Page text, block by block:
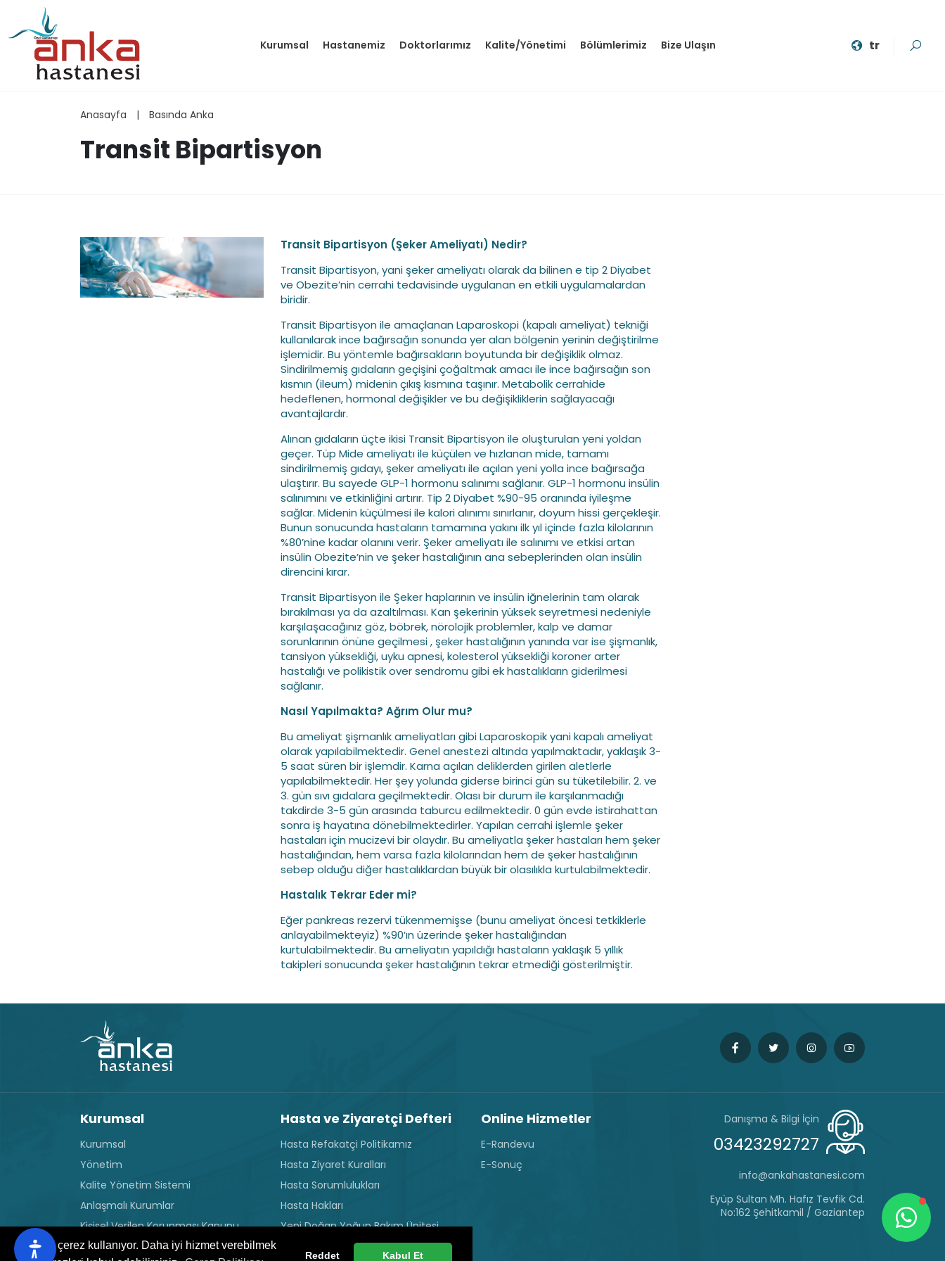
Bu site çerez kullanıyor. Daha iyi hizmet verebilmek
Reddet Kabul Et
Kurumsal Hastanemiz Doktorlarımız Kalite/Yönetimi Bölümlerimiz Bize Ulaşın tr
Anasayfa | Basında Anka
Transit Bipartisyon
Transit Bipartisyon (Şeker Ameliyatı) Nedir?
Transit Bipartisyon, yani şeker ameliyatı olarak da bilinen e tip 2 Diyabet
ve Obezite’nin cerrahi tedavisinde uygulanan en etkili uygulamalardan
biridir.
Transit Bipartisyon ile amaçlanan Laparoskopi (kapalı ameliyat) tekniği
kullanılarak ince bağırsağın sonunda yer alan bölgenin yerinin değiştirilme
işlemidir. Bu yöntemle bağırsakların boyutunda bir değişiklik olmaz.
Sindirilmemiş gıdaların geçişini çoğaltmak amacı ile ince bağırsağın son
kısmın (ileum) midenin çıkış kısmına taşınır. Metabolik cerrahide
hedeflenen, hormonal değişikler ve bu değişikliklerin sağlayacağı
avantajlardır.
Alınan gıdaların üçte ikisi Transit Bipartisyon ile oluşturulan yeni yoldan
geçer. Tüp Mide ameliyatı ile küçülen ve hızlanan mide, tamamı
sindirilmemiş gıdayı, şeker ameliyatı ile açılan yeni yolla ince bağırsağa
ulaştırır. Bu sayede GLP-1 hormonu salınımı sağlanır. GLP-1 hormonu insülin
salınımını ve etkinliğini artırır. Tip 2 Diyabet %90-95 oranında iyileşme
sağlar. Midenin küçülmesi ile kalori alınımı sınırlanır, doyum hissi gerçekleşir.
Bunun sonucunda hastaların tamamına yakını ilk yıl içinde fazla kilolarının
%80’nine kadar olanını verir. Şeker ameliyatı ile salınımı ve etkisi artan
insülin Obezite’nin ve şeker hastalığının ana sebeplerinden olan insülin
direncini kırar.
Transit Bipartisyon ile Şeker haplarının ve insülin iğnelerinin tam olarak
bırakılması ya da azaltılması. Kan şekerinin yüksek seyretmesi nedeniyle
karşılaşacağınız göz, böbrek, nörolojik problemler, kalp ve damar
sorunlarının önüne geçilmesi , şeker hastalığının yanında var ise şişmanlık,
tansiyon yüksekliği, uyku apnesi, kolesterol yüksekliği koroner arter
hastalığı ve polikistik over sendromu gibi ek hastalıkların giderilmesi
sağlanır.
Nasıl Yapılmakta? Ağrım Olur mu?
Bu ameliyat şişmanlık ameliyatları gibi Laparoskopik yani kapalı ameliyat
olarak yapılabilmektedir. Genel anestezi altında yapılmaktadır, yaklaşık 3-
5 saat süren bir işlemdir. Karna açılan deliklerden girilen aletlerle
yapılabilmektedir. Her şey yolunda giderse birinci gün su tüketilebilir. 2. ve
3. gün sıvı gıdalara geçilmektedir. Olası bir durum ile karşılanmadığı
takdirde 3-5 gün arasında taburcu edilmektedir. 0 gün evde istirahattan
sonra iş hayatına dönebilmektedirler. Yapılan cerrahi işlemle şeker
hastaları için mucizevi bir olaydır. Bu ameliyatla şeker hastaları hem şeker
hastalığından, hem varsa fazla kilolarından hem de şeker hastalığının
sebep olduğu diğer hastalıklardan büyük bir olasılıkla kurtulabilmektedir.
Hastalık Tekrar Eder mi?
Eğer pankreas rezervi tükenmemişse (bunu ameliyat öncesi tetkiklerle
anlayabilmekteyiz) %90’ın üzerinde şeker hastalığından
kurtulabilmektedir. Bu ameliyatın yapıldığı hastaların yaklaşık 5 yıllık
takipleri sonucunda şeker hastalığının tekrar etmediği gösterilmiştir.
Kurumsal
Kurumsal
Yönetim
Kalite Yönetim Sistemi
Anlaşmalı Kurumlar
Kişisel Verilen Korunması Kanunu
Çerez Politikası
Hasta ve Ziyaretçi Defteri
Hasta Refakatçi Politikamız
Hasta Ziyaret Kuralları
Hasta Sorumlulukları
Hasta Hakları
Yeni Doğan Yoğun Bakım Ünitesi
Online Hizmetler
E-Randevu
E-Sonuç
Danışma & Bilgi İçin
03423292727
info@ankahastanesi.com
Eyüp Sultan Mh. Hafız Tevfik Cd.
No:162 Şehitkamil / Gaziantep